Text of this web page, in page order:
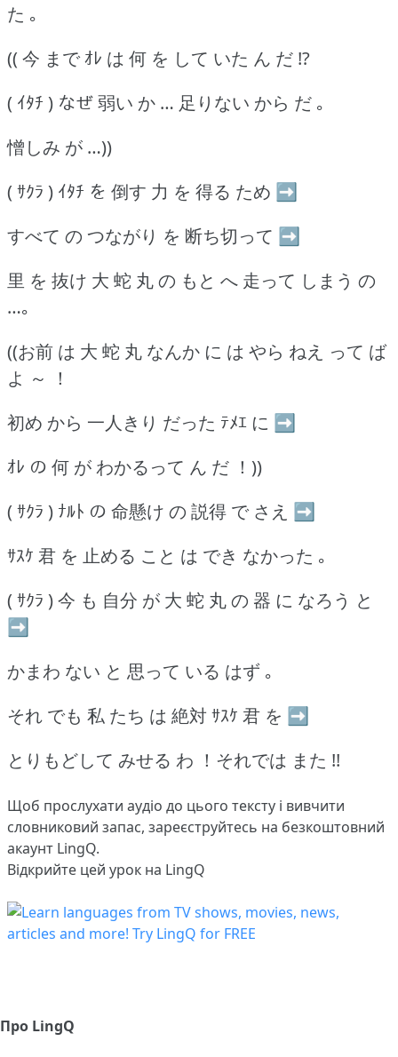
た ｡
(( 今 まで ｵﾚ は 何 を して いた ん だ !?
( ｲﾀﾁ ) なぜ 弱い か … 足りない から だ ｡
憎しみ が …))
( ｻｸﾗ ) ｲﾀﾁ を 倒す 力 を 得る ため ➡
すべて の つながり を 断ち切って ➡
里 を 抜け 大 蛇 丸 の もと へ 走って しまう の
…｡
((お前 は 大 蛇 丸 なんか に は やら ねえ って ば
よ ～ ！
初め から 一人きり だった ﾃﾒｴ に ➡
ｵﾚ の 何 が わかるって ん だ ！))
( ｻｸﾗ ) ﾅﾙﾄ の 命懸け の 説得 で さえ ➡
ｻｽｹ 君 を 止める こと は でき なかった ｡
( ｻｸﾗ ) 今 も 自分 が 大 蛇 丸 の 器 に なろう と
➡
かまわ ない と 思って いる はず ｡
それ でも 私 たち は 絶対 ｻｽｹ 君 を ➡
とりもどして みせる わ ！それでは また !!
Щоб прослухати аудіо до цього тексту і вивчити
словниковий запас, зареєструйтесь на безкоштовний
акаунт LingQ.
Відкрийте цей урок на LingQ
Про LingQ